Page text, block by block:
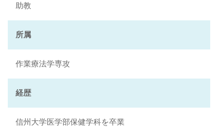
助教
所属
作業療法学専攻
経歴
信州大学医学部保健学科を卒業